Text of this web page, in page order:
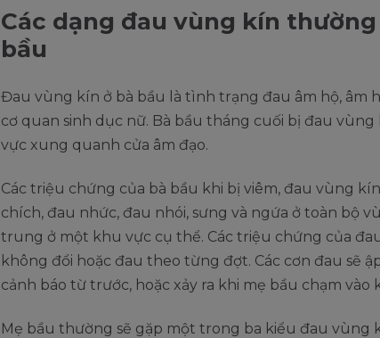
Các dạng đau vùng kín thường
bầu
Đau vùng kín ở bà bầu là tình trạng đau âm hộ, âm
cơ quan sinh dục nữ. Bà bầu tháng cuối bị đau
vực xung quanh cửa âm đạo.
Các triệu chứng của bà bầu khi bị viêm, đau vùng
chích, đau nhức, đau nhói, sưng và ngứa ở toàn bộ
trung ở một khu vực cụ thể. Các triệu chứng của
không đổi hoặc đau theo từng đợt. Các cơn đau sẽ
cảnh báo từ trước, hoặc xảy ra khi mẹ bầu chạm vào
Mẹ bầu thường sẽ gặp một trong ba kiểu đau vùng